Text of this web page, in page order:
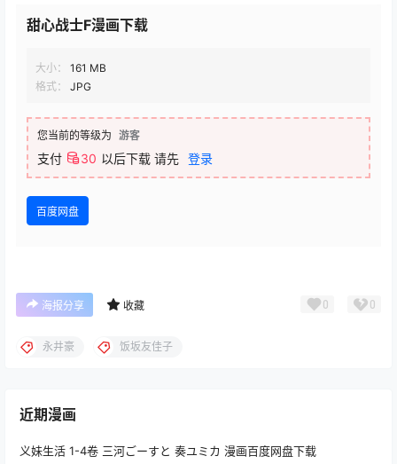
甜心战士F漫画下载
大小：
161 MB
格式：
JPG
您当前的等级为 游客
支付 30 以后下载 请先 登录
百度网盘
海报分享 收藏 0 0
永井豪 饭坂友佳子
近期漫画
义妹生活 1-4卷 三河ごーすと 奏ユミカ 漫画百度网盘下载